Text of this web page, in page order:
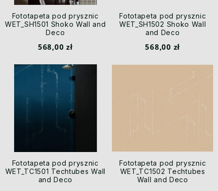
Fototapeta pod prysznic
WET_SH1501 Shoko Wall and
Deco
568,00 zł
Fototapeta pod prysznic
WET_SH1502 Shoko Wall
and Deco
568,00 zł
Fototapeta pod prysznic
WET_TC1501 Techtubes Wall
and Deco
Fototapeta pod prysznic
WET_TC1502 Techtubes
Wall and Deco